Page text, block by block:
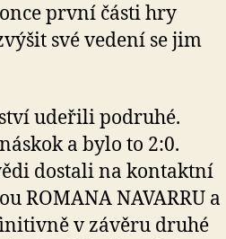
první části hry
své vedení se jim
udeřili podruhé.
a bylo to 2:0.
dostali na kontaktní
ROMANA NAVARRU a
v závěru druhé